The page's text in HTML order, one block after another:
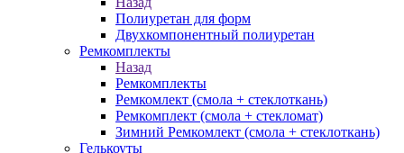
Полиуретан для форм
Двухкомпонентный полиуретан
Ремкомплекты
Назад
Ремкомплекты
Ремкомлект (смола + стеклоткань)
Ремкомплект (смола + стекломат)
Зимний Ремкомлект (смола + стеклоткань)
Гелькоуты